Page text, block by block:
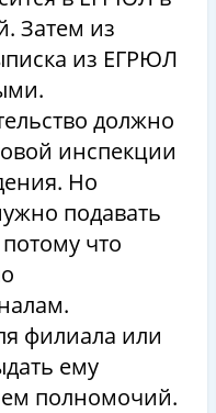
Затем из
из ЕГРЮЛ
должно
инспекции
Но
подавать
что
филиала или
ему
полномочий.